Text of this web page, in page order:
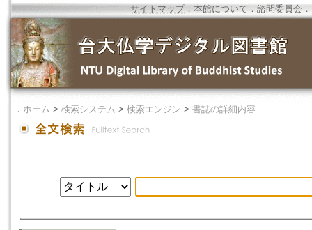
サイトマップ．本館について ． 諮問委員会 ．
． ホーム > 検索システム > 検索エンジン > 書誌の詳細内容